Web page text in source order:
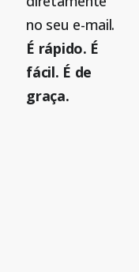
no seu e-mail.
É rápido. É
fácil. É de
graça.